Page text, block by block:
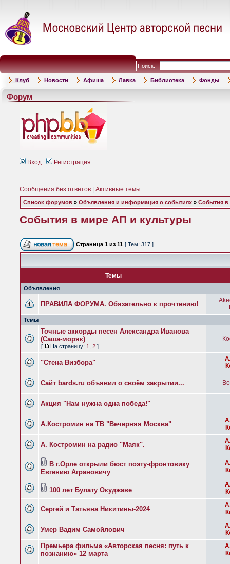
Поиск:
Клуб Новости Афиша Лавка Библиотека Фонды
Форум
Вход Регистрация
Сообщения без ответов Активные темы
Список форумов » Объявления и информация о событиях » События в
События в мире АП и культуры
Страница 1 из 11 [ Тем: 317 ]
Темы
Объявления
ПРАВИЛА ФОРУМА. Обязательно к прочтению!
Темы
Точные аккорды песен Александра Иванова
(Саша-моряк)
[ На страницу: 1 2 ]
"Стена Визбора"
Сайт bards.ru объявил о своём закрытии...
Акция "Нам нужна одна победа!"
А.Костромин на ТВ "Вечерняя Москва"
А. Костромин на радио "Маяк".
В г.Орле открыли бюст поэту-фронтовику
Евгению Аграновичу
100 лет Булату Окуджаве
Сергей и Татьяна Никитины-2024
Умер Вадим Самойлович
Премьера фильма «Авторская песня: путь к
познанию» 12 марта